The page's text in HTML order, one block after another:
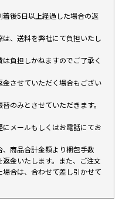
後5日以上経過した場合の返
、送料を弊社にて負担いたし
負担しかねますのでご了承く
させていただく場合もござい
のみとさせていただきます。
メールもしくはお電話にてお
商品合計金額より梱包手数
金いたします。また、ご注文
合は、合わせて差し引かせて